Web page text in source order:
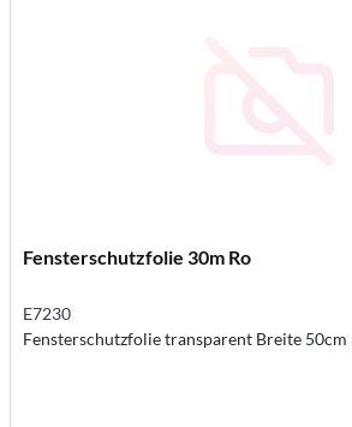
Fensterschutzfolie 30m Ro
E7230
Fensterschutzfolie transparent Breite 50cm